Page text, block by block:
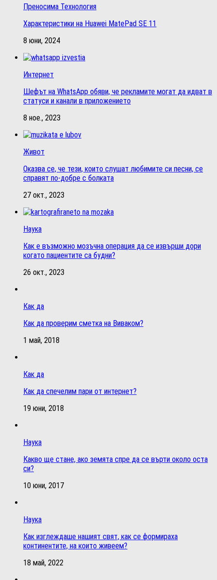
Преносима Технология
Характеристики на Huawei MatePad SE 11
8 юни, 2024
Интернет
Шефът на WhatsApp обяви, че рекламите могат да идват в
статуси и канали в приложението
8 ное., 2023
Живот
Оказва се, че тези, които слушат любимите си песни, се
справят по-добре с болката
27 окт., 2023
Наука
Как е възможно мозъчна операция да се извърши дори
когато пациентите са будни?
26 окт., 2023
Как да
Как да проверим сметка на Виваком?
1 май, 2018
Как да
Как да спечелим пари от интернет?
19 юни, 2018
Наука
Какво ще стане, ако земята спре да се върти около оста
си?
10 юни, 2017
Наука
Как изглеждаше нашият свят, как се формираха
континентите, на които живеем?
18 май, 2022